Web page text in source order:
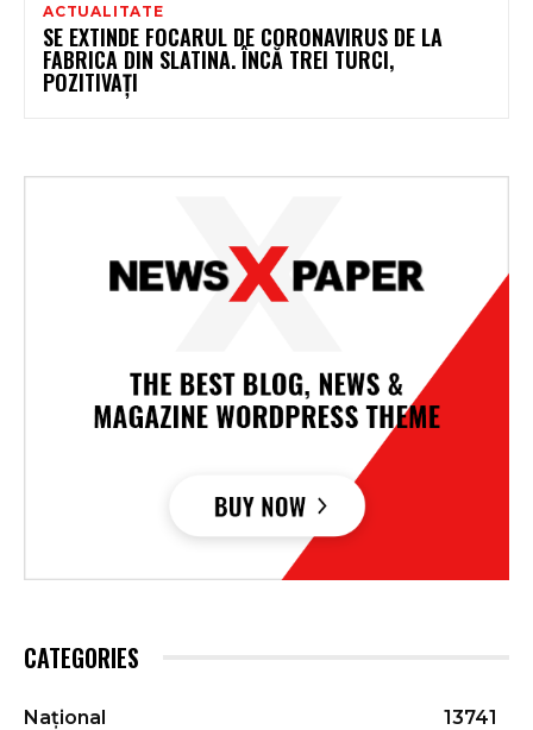
ACTUALITATE
SE EXTINDE FOCARUL DE CORONAVIRUS DE LA
FABRICA DIN SLATINA. ÎNCĂ TREI TURCI,
POZITIVAȚI
CATEGORIES
Național
13741